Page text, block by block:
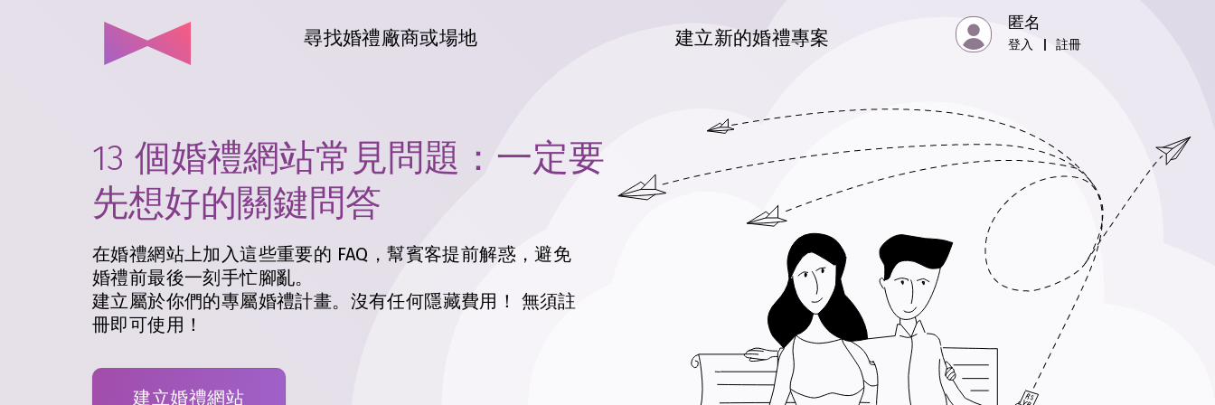
尋找婚禮廠商或場地 建立新的婚禮專案
匿名
登入 註冊
13 個婚禮網站常見問題：一定要
先想好的關鍵問答
在婚禮網站上加入這些重要的 FAQ，幫賓客提前解惑，避免
婚禮前最後一刻手忙腳亂。
建立屬於你們的專屬婚禮計畫。沒有任何隱藏費用！
無須註
冊即可使用！
建立婚禮網站